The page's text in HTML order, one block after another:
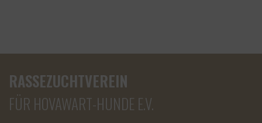
RASSEZUCHTVEREIN
FÜR HOVAWART-HUNDE E.V.